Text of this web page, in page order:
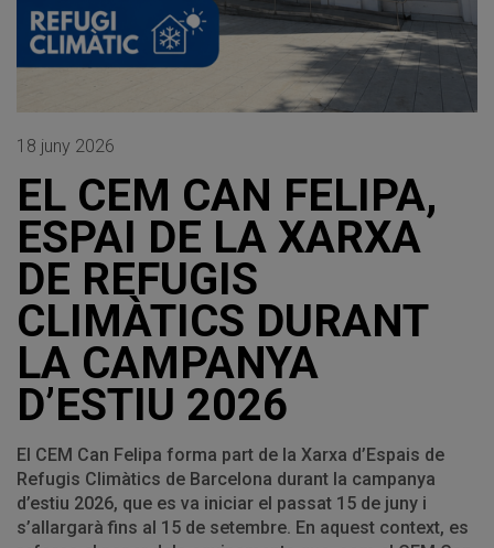
18 juny 2026
EL CEM CAN FELIPA,
ESPAI DE LA XARXA
DE REFUGIS
CLIMÀTICS DURANT
LA CAMPANYA
D’ESTIU 2026
El CEM Can Felipa forma part de la Xarxa d’Espais de
Refugis Climàtics de Barcelona durant la campanya
d’estiu 2026, que es va iniciar el passat 15 de juny i
s’allargarà fins al 15 de setembre. En aquest context, es